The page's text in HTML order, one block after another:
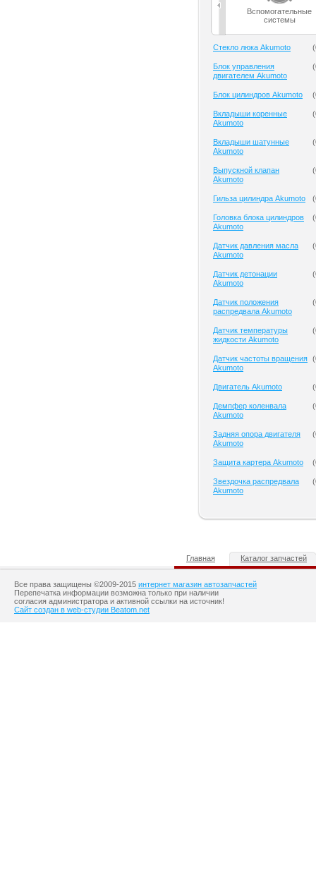
Вспомогательные
системы
Cтекло люка Akumoto (
Блок управления
двигателем Akumoto
(
Блок цилиндров Akumoto (
Вкладыши коренные
Akumoto
(
Вкладыши шатунные
Akumoto
(
Выпускной клапан
Akumoto
(
Гильза цилиндра Akumoto (
Головка блока цилиндров
Akumoto
(
Датчик давления масла
Akumoto
(
Датчик детонации
Akumoto
(
Датчик положения
распредвала Akumoto
(
Датчик температуры
жидкости Akumoto
(
Датчик частоты вращения
Akumoto
(
Двигатель Akumoto (
Демпфер коленвала
Akumoto
(
Задняя опора двигателя
Akumoto
(
Защита картера Akumoto (
Звездочка распредвала
Akumoto
(
Главная Каталог запчастей
Все права защищены ©2009-2015 интернет магазин автозапчастей
Перепечатка информации возможна только при наличии
согласия администратора и активной ссылки на источник!
Сайт создан в web-студии Beatom.net